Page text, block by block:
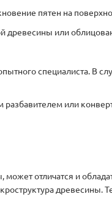
пятен на
древесины или
специалиста. В
или
может отличатся и
древесины.